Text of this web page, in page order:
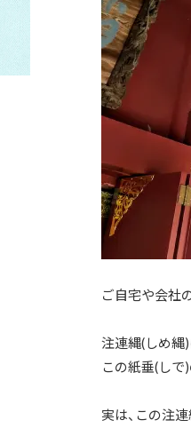
ご自宅や会社
注連縄(しめ縄
この紙垂(しで
実は、この注